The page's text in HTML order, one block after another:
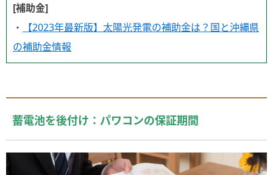
[補助金]
・
【2023年最新版】太陽光発電の補助金は？国と沖縄県
の補助金情報
蓄電池を後付け：パワコンの保証期間